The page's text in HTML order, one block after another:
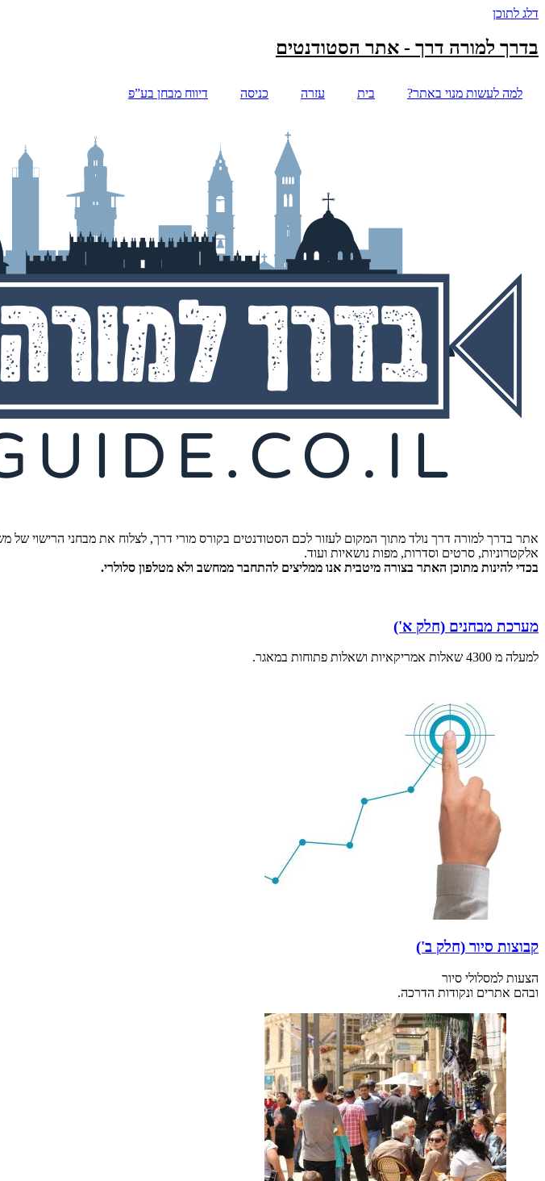
דלג לתוכן
בדרך למורה דרך - אתר הסטודנטים
למה לעשות מנוי באתר? בית עזרה כניסה דיווח מבחן בע”פ
אתר בדרך למורה דרך נולד מתוך המקום לעזור לכם הסטודנטים בקורס מורי דרך, לצלוח את מבחני הרישוי
אלקטרוניות, סרטים וסדרות, מפות נושאיות ועוד.
בכדי להינות מתוכן האתר בצורה מיטבית אנו ממליצים להתחבר ממחשב ולא מטלפון סלולרי.
מערכת מבחנים (חלק א')
למעלה מ 4300 שאלות אמריקאיות ושאלות פתוחות במאגר.
קבוצות סיור (חלק ב')
הצעות למסלולי סיור
ובהם אתרים ונקודות הדרכה.